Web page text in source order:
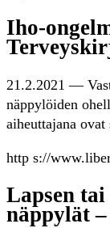
Iho-
21.2.2021 —
näppylöiden
aiheuttajana
http s://
Lapsen
näppylät